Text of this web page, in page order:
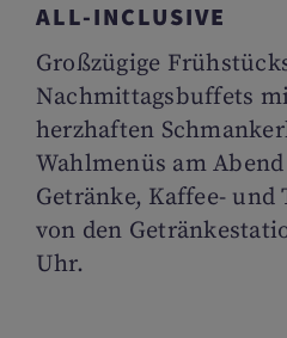
ALL-INCLUSIVE
Großzügige
Nachmittagsbuffets
herzhaften
Wahlmenüs am
Getränke, Kaffee- und
von den
Uhr.